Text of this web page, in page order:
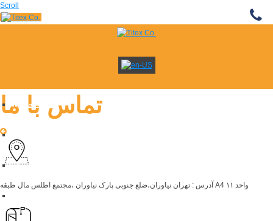
Scroll
صفحه اصلی
خدمات
تماس با ما
آدرس : تهران نیاوران،ضلع جنوبی پارک نیاوران ،مجتمع اطلس مال طبقه A4 واحد ۱۱